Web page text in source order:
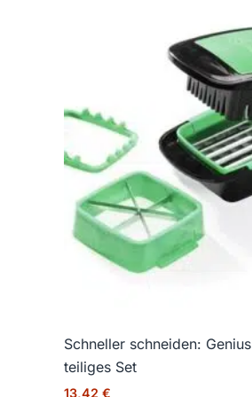
Schneller schneiden:
teiliges Set
13,42 €